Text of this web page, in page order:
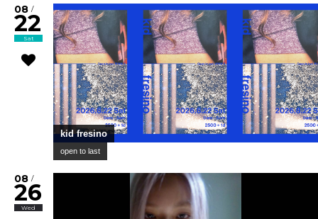
08 /
22
Sat
kid fresino
open to last
08 /
26
Wed